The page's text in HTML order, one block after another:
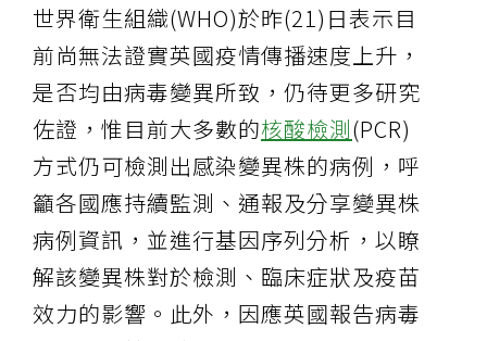
世界衛生組織(WHO)於昨(21)日表示目
前尚無法證實英國疫情傳播速度上升，
是否均由病毒變異所致，仍待更多研究
佐證，惟目前大多數的核酸檢測(PCR)
方式仍可檢測出感染變異株的病例，呼
籲各國應持續監測、通報及分享變異株
病例資訊，並進行基因序列分析，以瞭
解該變異株對於檢測、臨床症狀及疫苗
效力的影響。此外，因應英國報告病毒